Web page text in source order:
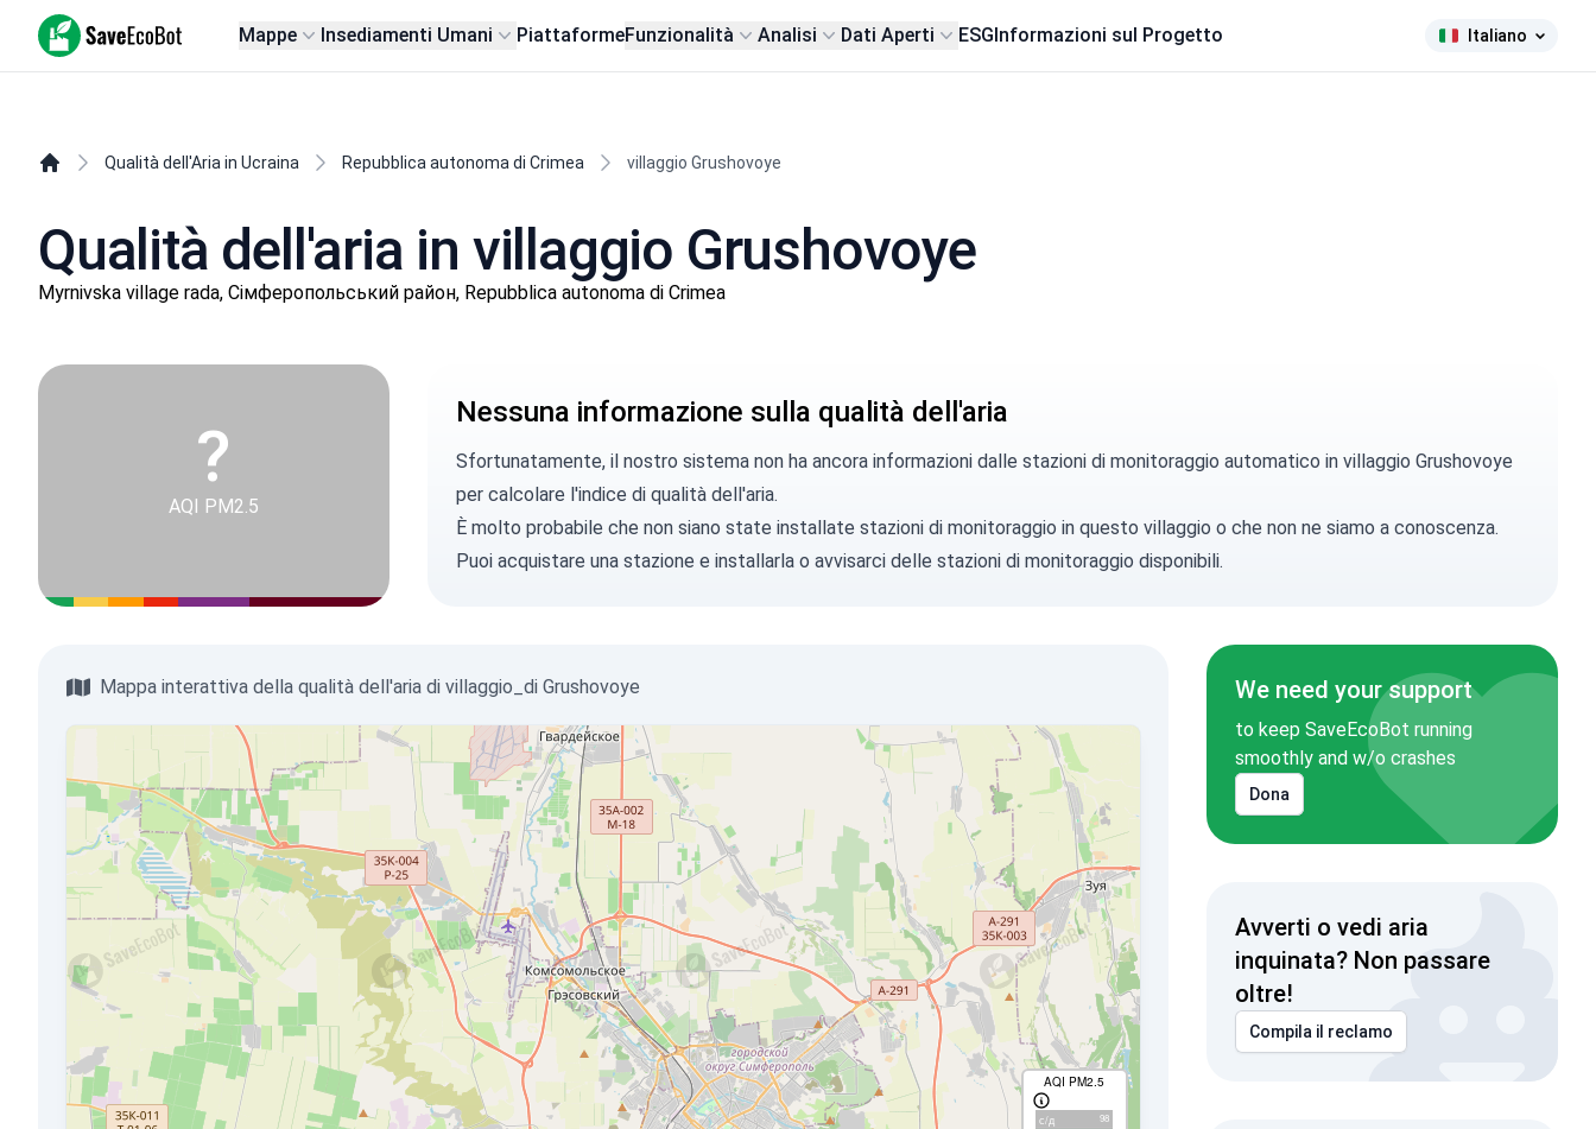
SaveEcoBot Mappe Insediamenti Umani PiattaformeFunzionalità Analisi Dati Aperti ESGInformazioni sul Progetto Italiano
Qualità dell'Aria in Ucraina Repubblica autonoma di Crimea villaggio Grushovoye
Qualità dell'aria in villaggio Grushovoye
Myrnivska village rada, Сімферопольський район, Repubblica autonoma di Crimea
?
AQI PM2.5
Nessuna informazione sulla qualità dell'aria
Sfortunatamente, il nostro sistema non ha ancora informazioni dalle stazioni di monitoraggio automatico in villaggio Grushovoye
per calcolare l'indice di qualità dell'aria.
È molto probabile che non siano state installate stazioni di monitoraggio in questo villaggio o che non ne siamo a conoscenza.
Puoi acquistare una stazione e installarla o avvisarcidelle stazioni di monitoraggio disponibili.
Mappa interattiva della qualità dell'aria di villaggio_di Grushovoye
AQI PM2.5
с/д 98
We need your support
to keep SaveEcoBot running
smoothly and w/o crashes
Dona
Avverti o vedi aria
inquinata? Non passare
oltre!
Compila il reclamo